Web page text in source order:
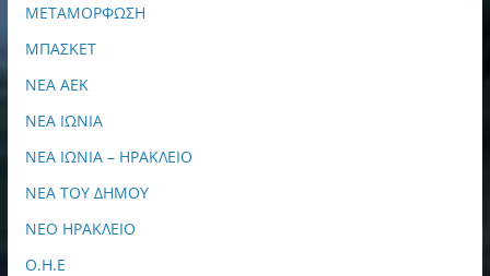
ΜΕΤΑΜΟΡΦΩΣΗ
ΜΠΑΣΚΕΤ
ΝΕΑ ΑΕΚ
ΝΕΑ ΙΩΝΙΑ
ΝΕΑ ΙΩΝΙΑ – ΗΡΑΚΛΕΙΟ
ΝΕΑ ΤΟΥ ΔΗΜΟΥ
ΝΕΟ ΗΡΑΚΛΕΙΟ
Ο.Η.Ε